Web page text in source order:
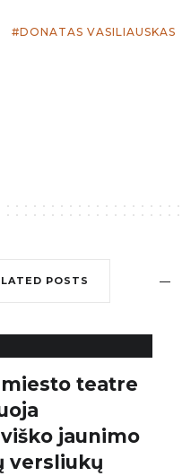
DONATAS VASILIAUSKAS
POSTS
teatre
jaunimo
versliukų